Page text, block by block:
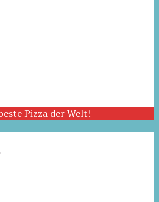
Pizza der Welt!